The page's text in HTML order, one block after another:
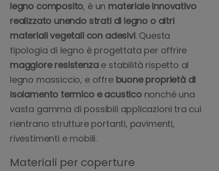
legno composito, è un materiale innovativo
realizzato unendo strati di legno o altri
materiali vegetali con adesivi. Questa
tipologia di legno è progettata per offrire
maggiore resistenzae stabilità rispetto al
legno massiccio, e offre buone proprietà di
isolamento termico e acusticononché una
vasta gamma di possibili applicazioni tra cui
rientrano strutture portanti, pavimenti,
rivestimenti e mobili.
Materiali per coperture